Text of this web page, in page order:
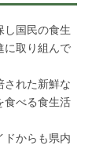
し国民の食生
に取り組んで
された新鮮な
食べる食生活
ドからも県内